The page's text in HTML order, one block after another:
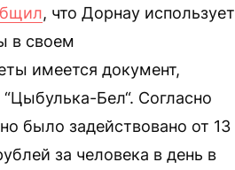
, что Дорнау использует
в своем
имеется документ,
Бел“. Согласно
было задействовано от 13
за человека в день в